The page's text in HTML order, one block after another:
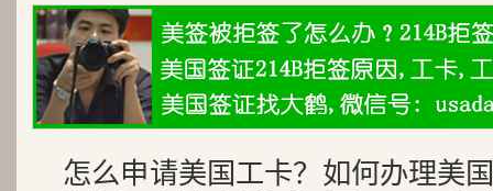
怎么申请美国工卡？如何办理美